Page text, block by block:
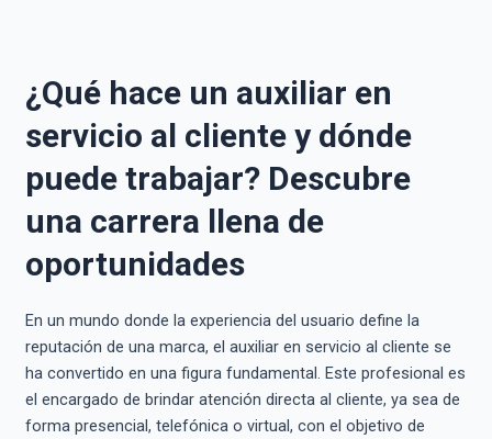
¿Qué hace un auxiliar en
servicio al cliente y dónde
puede trabajar? Descubre
una carrera llena de
oportunidades
En un mundo donde la experiencia del usuario define la
reputación de una marca, el auxiliar en servicio al cliente se
ha convertido en una figura fundamental. Este profesional es
el encargado de brindar atención directa al cliente, ya sea de
forma presencial, telefónica o virtual, con el objetivo de